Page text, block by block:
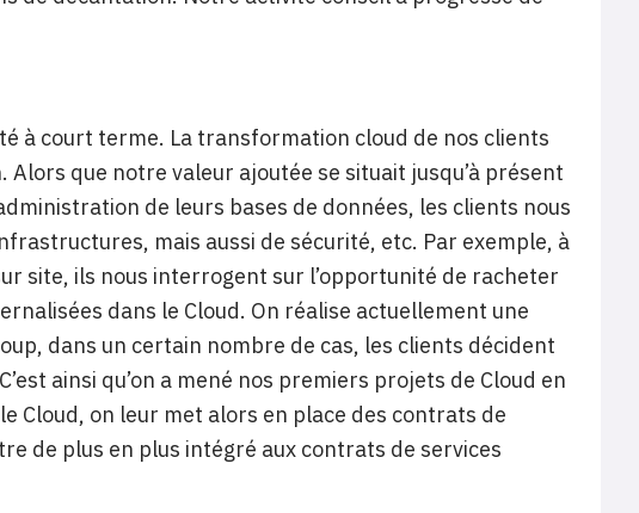
à court terme. La transformation cloud de nos clients
que notre valeur ajoutée se situait jusqu’à présent
de leurs bases de données, les clients nous
mais aussi de sécurité, etc. Par exemple, à
site, ils nous interrogent sur l’opportunité de racheter
dans le Cloud. On réalise actuellement une
dans un certain nombre de cas, les clients décident
ainsi qu’on a mené nos premiers projets de Cloud en
Cloud, on leur met alors en place des contrats de
de plus en plus intégré aux contrats de services